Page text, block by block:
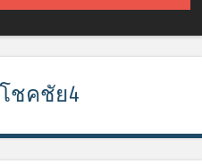
โชคชัย4